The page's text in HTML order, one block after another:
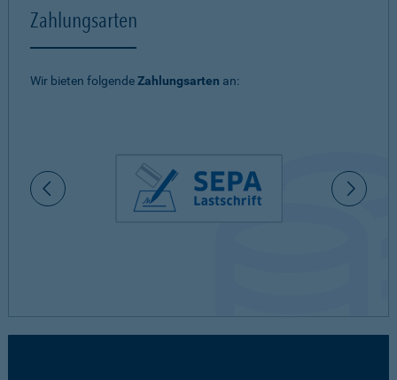
Zahlungsarten
Wir bieten folgendeZahlungsarten an: